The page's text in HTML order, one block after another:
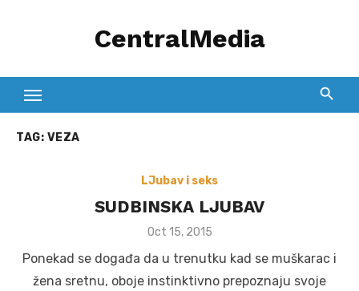
CentralMedia
TAG: VEZA
LJubav i seks
SUDBINSKA LJUBAV
Posted
Oct 15, 2015
Ponekad se događa da u trenutku kad se muškarac i
žena sretnu, oboje instinktivno prepoznaju svoje